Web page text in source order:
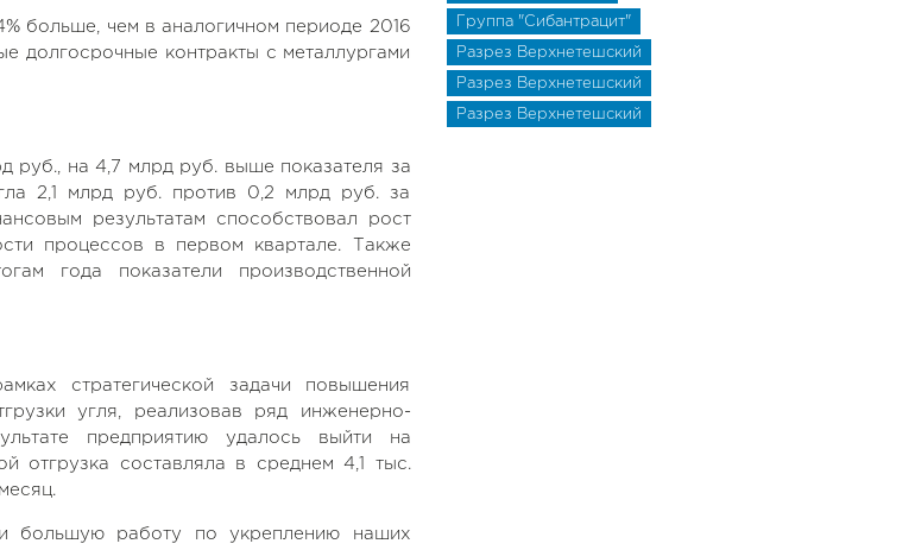
больше, чем в аналогичном периоде 2016
долгосрочные контракты с металлургами
руб., на 4,7 млрд руб. выше показателя за
2,1 млрд руб. против 0,2 млрд руб. за
результатам способствовал рост
процессов в первом квартале. Также
года показатели производственной
стратегической задачи повышения
угля, реализовав ряд инженерно-
предприятию удалось выйти на
отгрузка составляла в среднем 4,1 тыс.
большую работу по укреплению наших
Группа "Сибантрацит"
Разрез Верхнетешский
Разрез Верхнетешский
Разрез Верхнетешский